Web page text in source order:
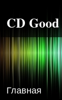
CD Good
Главная